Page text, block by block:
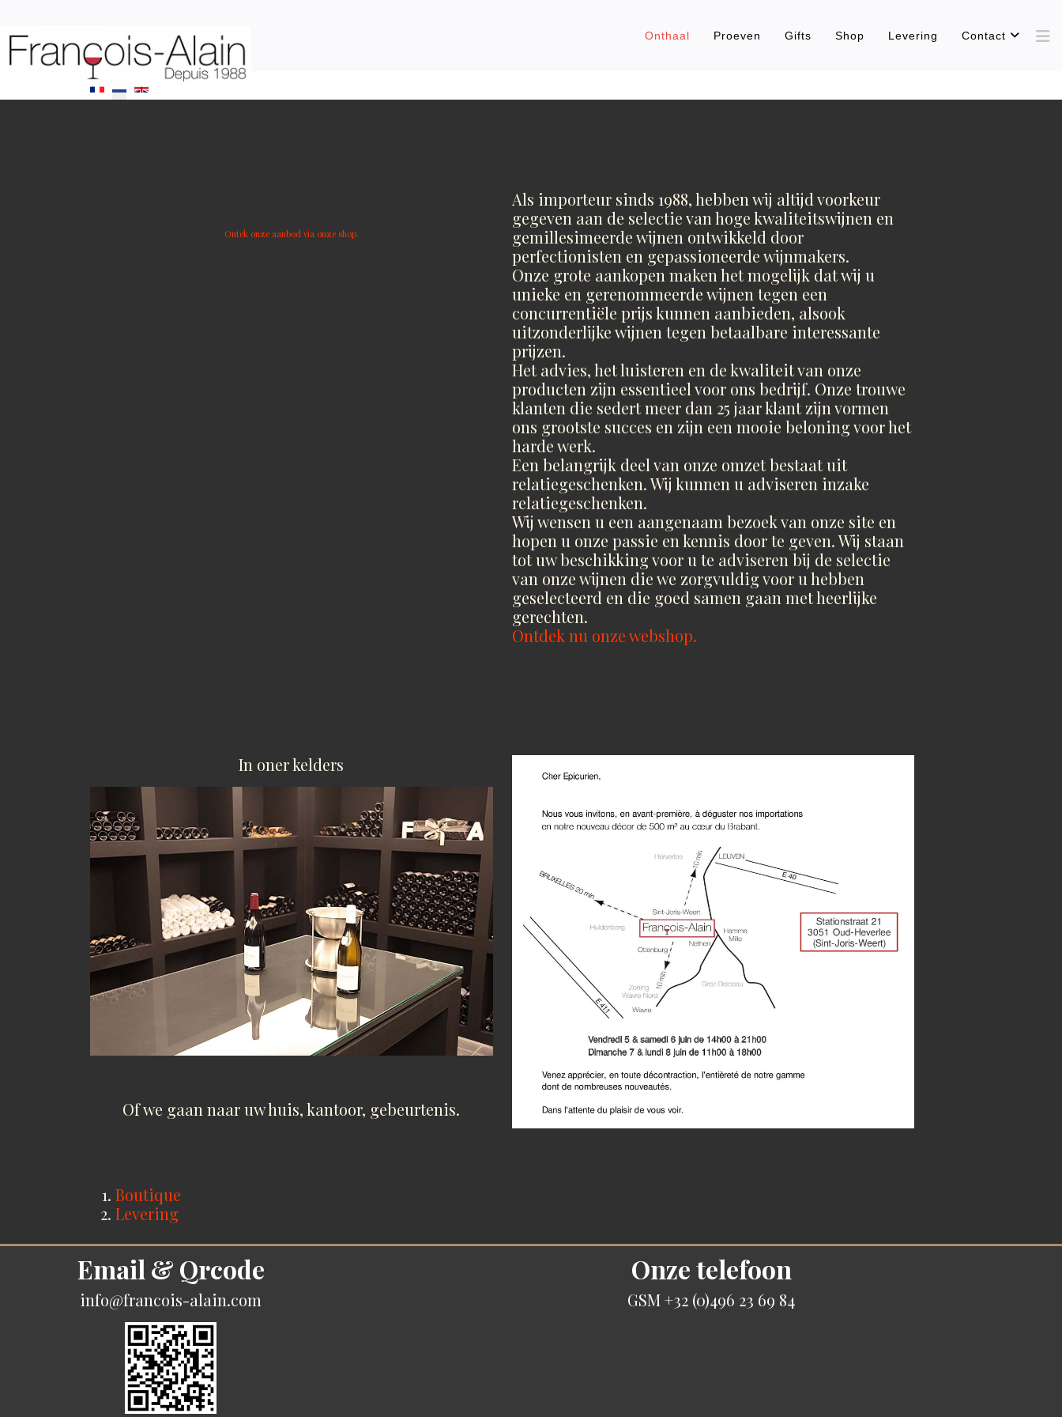
Onthaal Proeven Gifts Shop Levering Contact
Selecteer de taal
Ontek onze aanbod via onze shop.
Als importeur sinds 1988, hebben wij altijd voorkeur
gegeven aan de selectie van hoge kwaliteitswijnen en
gemillesimeerde wijnen ontwikkeld door
perfectionisten en gepassioneerde wijnmakers.
Onze grote aankopen maken het mogelijk dat wij u
unieke en gerenommeerde wijnen tegen een
concurrentiële prijs kunnen aanbieden, alsook
uitzonderlijke wijnen tegen betaalbare interessante
prijzen.
Het advies, het luisteren en de kwaliteit van onze
producten zijn essentieel voor ons bedrijf. Onze trouwe
klanten die sedert meer dan 25 jaar klant zijn vormen
ons grootste succes en zijn een mooie beloning voor het
harde werk.
Een belangrijk deel van onze omzet bestaat uit
relatiegeschenken. Wij kunnen u adviseren inzake
relatiegeschenken.
Wij wensen u een aangenaam bezoek van onze site en
hopen u onze passie en kennis door te geven. Wij staan
tot uw beschikking voor u te adviseren bij de selectie
van onze wijnen die we zorgvuldig voor u hebben
geselecteerd en die goed samen gaan met heerlijke
gerechten.
Ontdek nu onze webshop.
In oner kelders
Of we gaan naar uw huis, kantoor, gebeurtenis.
Boutique
Levering
Email & Qrcode
info@francois-alain.com
Onze telefoon
GSM +32 (0)496 23 69 84